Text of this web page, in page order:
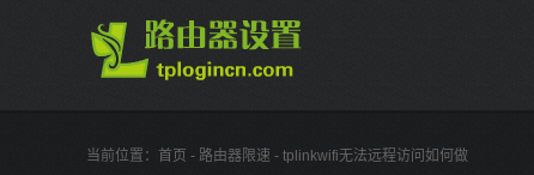
当前位置： 首页 - 路由器限速 - tplinkwifi无法远程访问如何做